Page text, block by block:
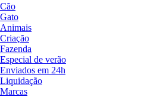
Cão
Gato
Animais
Criação
Fazenda
Especial de verão
Enviados em 24h
Liquidação
Marcas